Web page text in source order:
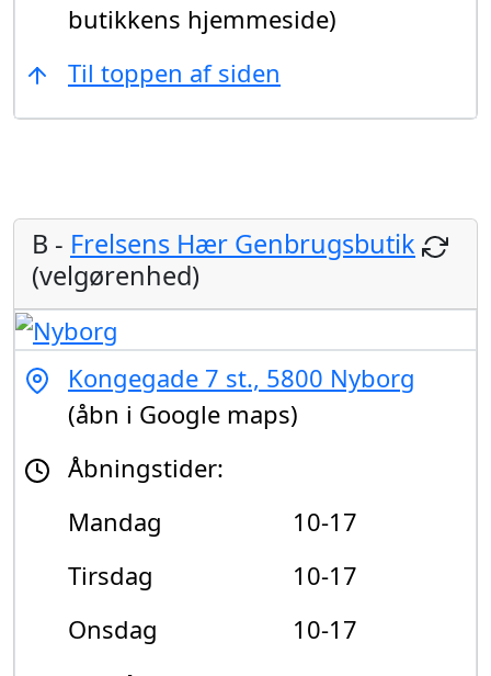
butikkens hjemmeside)
Til toppen af siden
B - Frelsens Hær Genbrugsbutik
(velgørenhed)
Kongegade 7 st., 5800 Nyborg
(åbn i Google maps)
Åbningstider:
Mandag
10-17
Tirsdag
10-17
Onsdag
10-17